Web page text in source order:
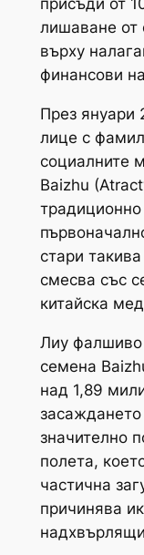
присъди от
лишаване от
върху
финансови
През януари
лице с
социалните
Baizhu
традиционно
стари
смесва със
китайска
Лиу фалшиво
семена
над 1,89
значително
полета,
частична
причинява